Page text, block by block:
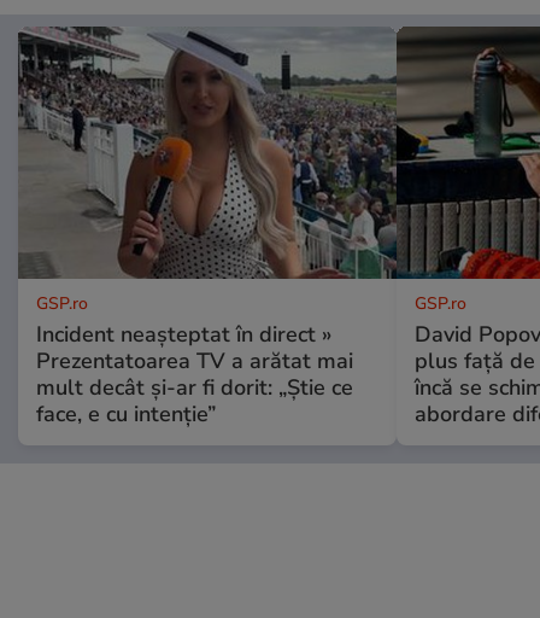
GSP.ro
Incident neașteptat în direct »
Prezentatoarea TV a arătat mai
mult decât și-ar fi dorit: „Știe ce
face, e cu intenție”
GSP.ro
David
plus față de
încă se
abordare